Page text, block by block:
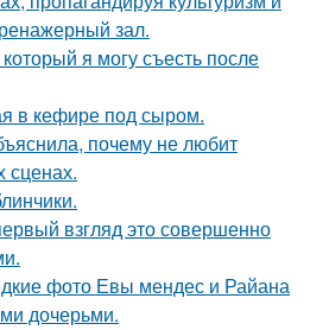
зал.
я могу съесть после
в кефире под сыром.
почему не любит
сценах.
взгляд это совершенно
фото Евы мендес и Райана
дочерьми.